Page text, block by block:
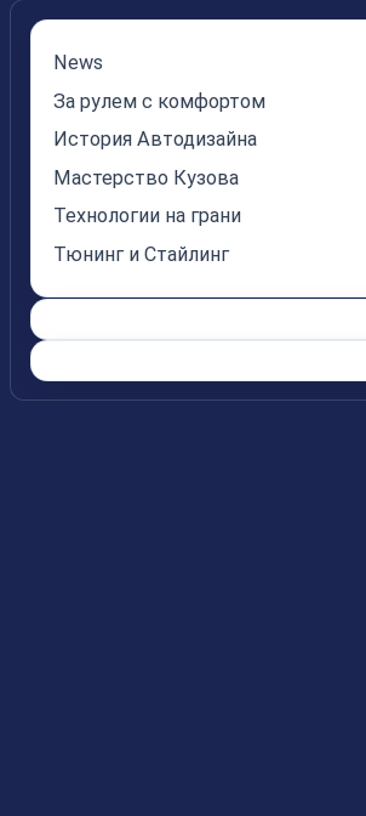
News
За рулем с комфортом
История Автодизайна
Мастерство Кузова
Технологии на грани
Тюнинг и Стайлинг